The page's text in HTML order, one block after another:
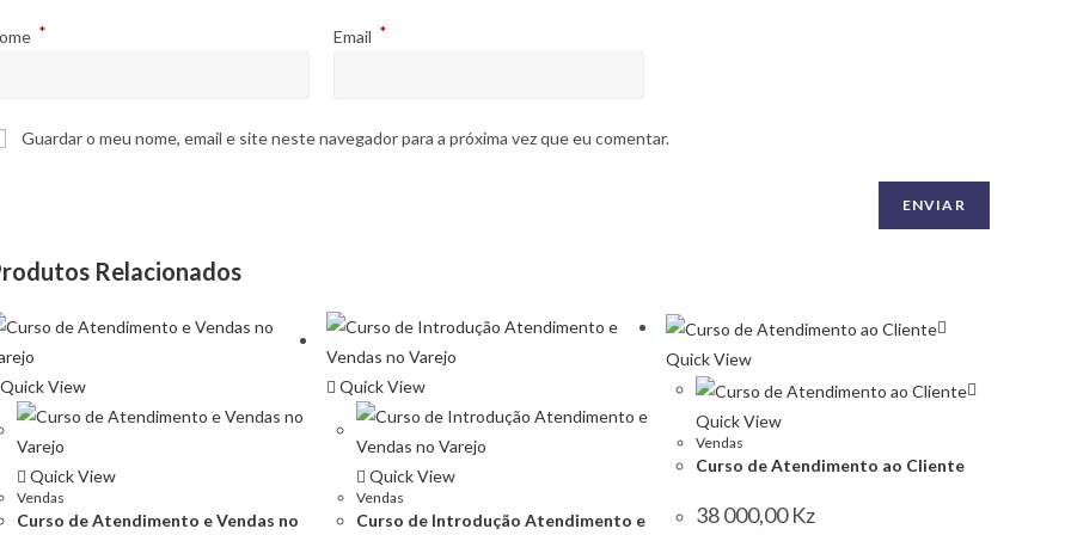
* Email *
Guardar o meu nome, email e site neste navegador para a próxima vez que eu comentar.
Relacionados
View
Quick View
Vendas
Curso de Atendimento e Vendas no
Quick View
Quick View
Vendas
Curso de Introdução Atendimento e
Quick View
Quick View
Vendas
Curso de Atendimento ao Cliente
38 000,00Kz